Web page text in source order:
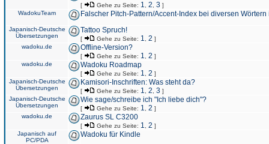
[ Gehe zu Seite: 1 2 3 ]
WadokuTeam
Falscher Pitch-Pattern/Accent-Index bei diversen
Japanisch-Deutsche
Übersetzungen
Tattoo Spruch!
[ Gehe zu Seite: 1 2 ]
wadoku.de
Offline-Version?
[ Gehe zu Seite: 1 2 ]
wadoku.de
Wadoku Roadmap
[ Gehe zu Seite: 1 2 ]
Japanisch-Deutsche
Übersetzungen
Kamisori-Inschriften: Was steht da?
[ Gehe zu Seite: 1 2 3 ]
Japanisch-Deutsche
Übersetzungen
Wie sage/schreibe ich "Ich liebe dich"?
[ Gehe zu Seite: 1 2 ]
wadoku.de
Zaurus SL C3200
[ Gehe zu Seite: 1 2 ]
Japanisch auf
PC/PDA
Wadoku für Kindle